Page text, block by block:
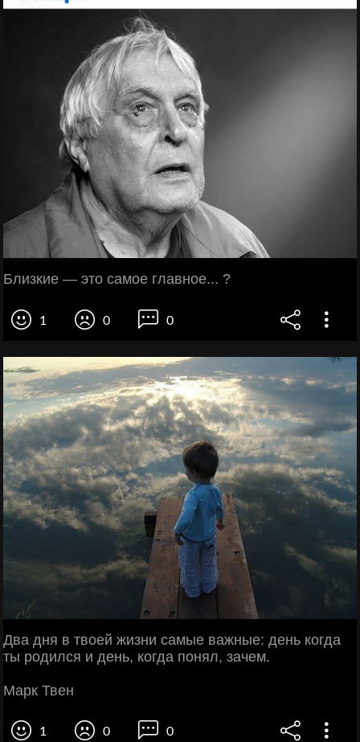
Близкие — это самое главное... ?
1 0 0
Два дня в твоей жизни самые важные: день когда
ты родился и день, когда понял, зачем.
Марк Твен
1 0 0